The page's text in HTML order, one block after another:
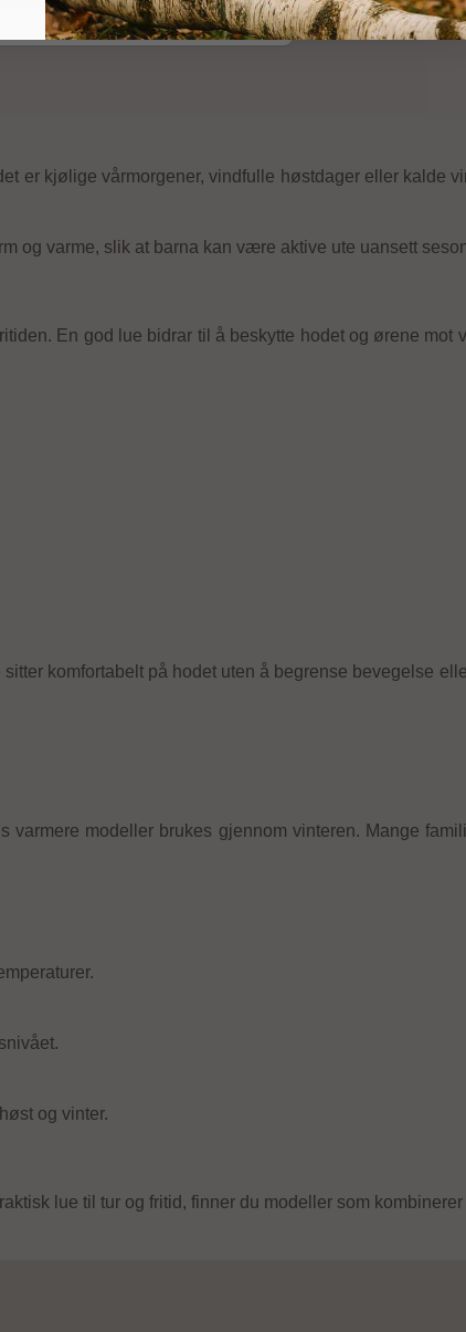
er kjølige vårmorgener, vindfulle høstdager eller kalde
og varme, slik at barna kan være aktive ute uansett
En god lue bidrar til å beskytte hodet og ørene mot
komfortabelt på hodet uten å begrense bevegelse
modeller brukes gjennom vinteren. Mange
og vinter.
lue til tur og fritid, finner du modeller som